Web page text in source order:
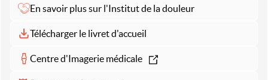
En savoir plus sur l'Institut de la douleur
Télécharger le livret d'accueil
Centre d'Imagerie médicale